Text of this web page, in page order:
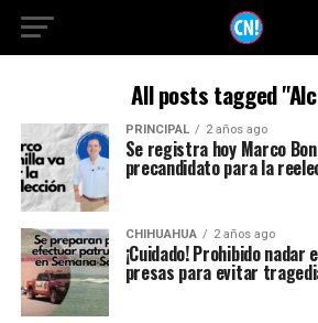
All posts tagged
PRINCIPAL 2 años ago
Se registra hoy Marco
precandidato para la
CHIHUAHUA 2 años ago
¡Cuidado! Prohibido nadar
presas para evitar